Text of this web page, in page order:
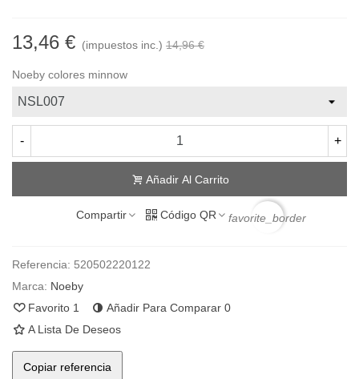
13,46 € (impuestos inc.) 14,96 €
Noeby colores minnow
- +
Añadir Al Carrito
Compartir Código QR favorite_border
Referencia: 520502220122
Marca: Noeby
Favorito 1 Añadir Para Comparar 0
A Lista De Deseos
Copiar referencia